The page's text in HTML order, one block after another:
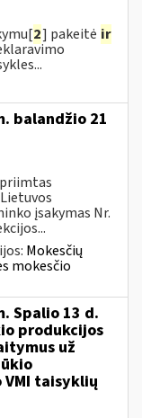
2] pakeitė ir
balandžio 21
įsakymas Nr.
Mokesčių
mokesčio
Spalio 13 d.
produkcijos
už
taisyklių